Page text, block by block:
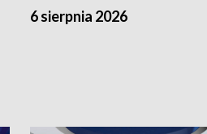
6 sierpnia 2026